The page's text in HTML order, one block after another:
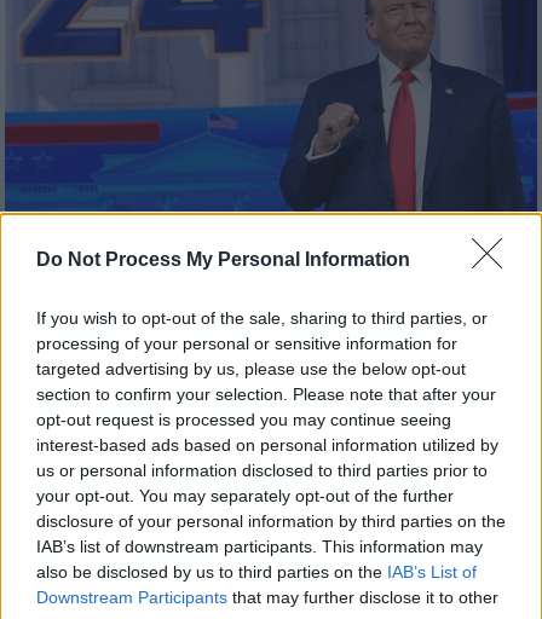
Do Not Process My Personal Information
If you wish to opt-out of the sale, sharing to third parties, or
processing of your personal or sensitive information for
targeted advertising by us, please use the below opt-out
section to confirm your selection. Please note that after your
opt-out request is processed you may continue seeing
interest-based ads based on personal information utilized by
us or personal information disclosed to third parties prior to
your opt-out. You may separately opt-out of the further
disclosure of your personal information by third parties on the
IAB’s list of downstream participants. This information may
also be disclosed by us to third parties on the IAB’s List of
Downstream Participants that may further disclose it to other
Κόσμος|12.12.2024 20:30
Από την Κίμπερλι Γκίλφοϊλ στον Πιτ
Χέγκσεθ: Tο επιτελείο του Τραμπ
μοιάζει περισσότερο με… πάνελ του Fox
News
Δεκατρείς από τους εκλεκτούς του Τραμπ
έχουν ένα κοινό χαρακτηριστικό
προϋπηρεσία στα ΜΜΕ και συγκεκριμένα
στο συντηρητικό δίκτυο Fox News